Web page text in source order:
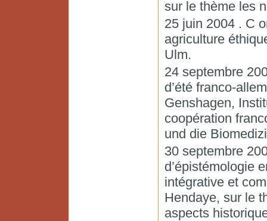
sur le thème les
25 juin 2004 . C
agriculture
Ulm.
24 septembre
d’été franco-
Genshagen,
coopération
und die
30 septembre
d’épistémologie
intégrative et
Hendaye, sur le
aspects